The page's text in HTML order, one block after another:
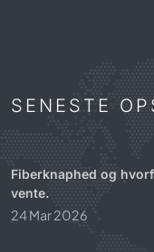
SENESTE
Fiberknaphed og
vente.
24 Mar 2026